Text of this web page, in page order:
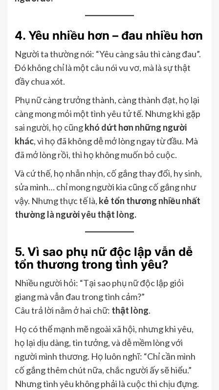
4. Yêu nhiều hơn – đau nhiều hơn
Người ta thường nói: “Yêu càng sâu thì càng đau”.
Đó không chỉ là một câu nói vu vơ, mà là sự thật
đầy chua xót.
Phụ nữ càng trưởng thành, càng thành đạt, họ lại
càng mong mỏi một tình yêu tử tế. Nhưng khi gặp
sai người, họ cũngkhó dứt hơn những người
khác, vì họ đã không dễ mở lòng ngay từ đầu. Mà
đã mở lòng rồi, thì họ không muốn bỏ cuộc.
Và cứ thế, họ nhẫn nhịn, cố gắng thay đổi, hy sinh,
sửa mình… chỉ mong người kia cũng cố gắng như
vậy. Nhưng thực tế là, kẻ tổn thương nhiều nhất
thường là người yêu thật lòng.
5. Vì sao phụ nữ độc lập vẫn dễ
tổn thương trong tình yêu?
Nhiều người hỏi: “Tại sao phụ nữ độc lập giỏi
giang mà vẫn đau trong tình cảm?”
Câu trả lời nằm ở hai chữ: thật lòng.
Họ có thể mạnh mẽ ngoài xã hội, nhưng khi yêu,
họ lại dịu dàng, tin tưởng, và dễ mềm lòng với
người mình thương. Họ luôn nghĩ: “Chỉ cần mình
cố gắng thêm chút nữa, chắc người ấy sẽ hiểu.”
Nhưng tình yêu không phải là cuộc thi chịu đựng.